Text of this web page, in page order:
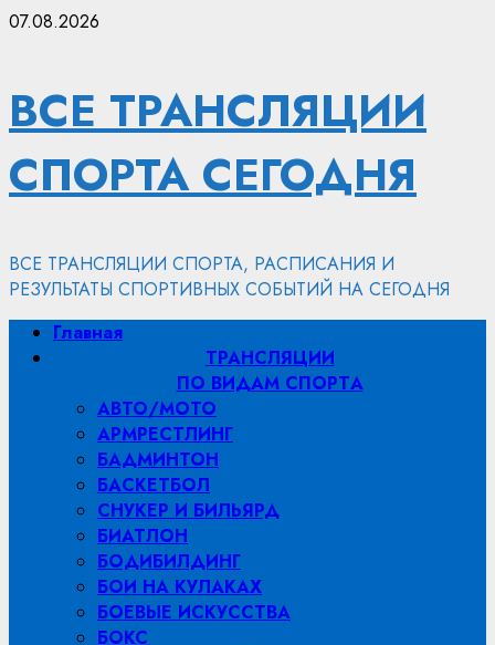
Перейти
07.08.2026
ВСЕ ТРАНСЛЯЦИИ
СПОРТА СЕГОДНЯ
ВСЕ ТРАНСЛЯЦИИ СПОРТА, РАСПИСАНИЯ И
РЕЗУЛЬТАТЫ СПОРТИВНЫХ СОБЫТИЙ НА СЕГОДНЯ
Основное
меню
Главная
ТРАНСЛЯЦИИ
ПО ВИДАМ СПОРТA
АВТО/МОТО
АРМРЕСТЛИНГ
БАДМИНТОН
БАСКЕТБОЛ
СНУКЕР И БИЛЬЯРД
БИАТЛОН
БОДИБИЛДИНГ
БОИ НА КУЛАКАХ
БОЕВЫЕ ИСКУССТВА
БОКС